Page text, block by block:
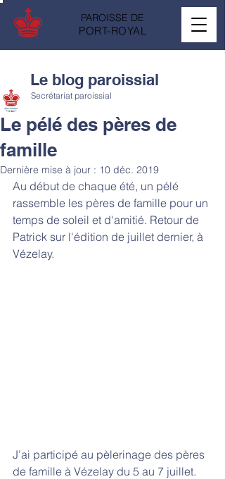
PAROISSE DE
PORT-ROYAL
Le pélé des pères de
famille
Secrétariat paroissial
Dernière mise à jour : 10 déc. 2019
Au début de chaque été, un pélé
rassemble les pères de famille pour un
temps de soleil et d'amitié. Retour de
Patrick sur l'édition de juillet dernier, à
Vézelay.
J’ai participé au pèlerinage des pères
de famille à Vézelay du 5 au 7 juillet.
Le blog paroissial